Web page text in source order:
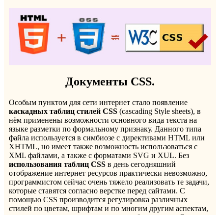
Документы CSS.
Особым пунктом для сети интернет стало появление
каскадных таблиц стилей CSS (cascading Style sheets), в
нём применены возможности основного вида текста на
языке разметки по формальному признаку. Данного типа
файла используется в симбиозе с директивами HTML или
XHTML, но имеет также возможность использоваться с
XML файлами, а также с форматами SVG и XUL. Без
использования таблиц CSS в день сегодняшний
отображение интернет ресурсов практически невозможно,
программистом сейчас очень тяжело реализовать те задачи,
которые ставятся согласно верстке перед сайтами. С
помощью CSS производится регулировка различных
стилей по цветам, шрифтам и по многим другим аспектам,